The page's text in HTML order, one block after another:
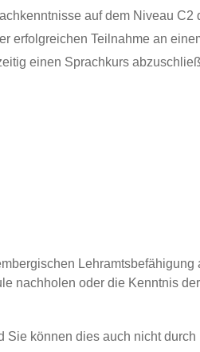
auf dem Niveau C2
erfolgreichen Teilnahme an
einen Sprachkurs
Lehramtsbefähigung
nachholen oder die Kenntnis
können dies auch nicht